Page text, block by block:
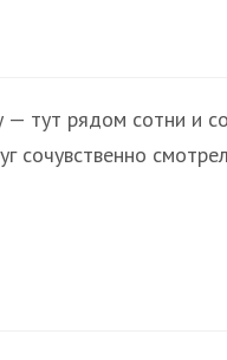
— тут рядом сотни и
сочувственно